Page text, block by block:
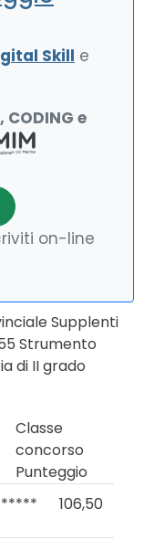
Skill e
CODING e
on-line
Supplenti
Strumento
di II grado
Classe
concorso
Punteggio
106,50